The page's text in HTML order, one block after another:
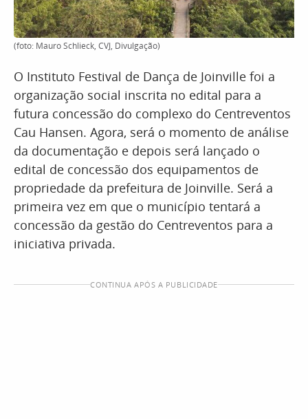
(foto: Mauro Schlieck, CVJ, Divulgação)
O Instituto Festival de Dança de Joinville foi a
organização social inscrita no edital para a
futura concessão do complexo do Centreventos
Cau Hansen. Agora, será o momento de análise
da documentação e depois será lançado o
edital de concessão dos equipamentos de
propriedade da prefeitura de Joinville. Será a
primeira vez em que o município tentará a
concessão da gestão do Centreventos para a
iniciativa privada.
CONTINUA APÓS A PUBLICIDADE